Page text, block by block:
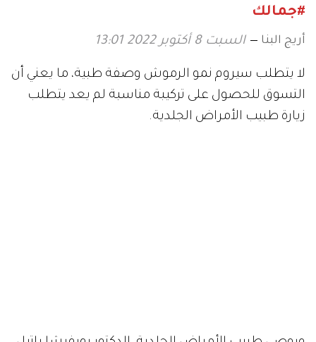
#جمالك
أريج البنا السبت 8 أكتوبر 2022 13:01
لا يتطلب سيروم نمو الرموش وصفة طبية، ما يعني أن
التسوق للحصول على تركيبة مناسبة لم يعد يتطلب
زيارة طبيب الأمراض الجلدية.